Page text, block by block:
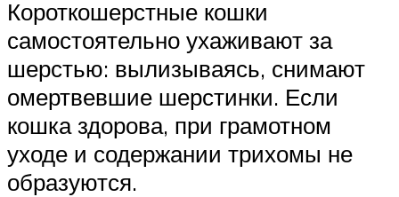
Короткошерстные кошки
самостоятельно ухаживают за
шерстью: вылизываясь, снимают
омертвевшие шерстинки. Если
кошка здорова, при грамотном
уходе и содержании трихомы не
образуются.